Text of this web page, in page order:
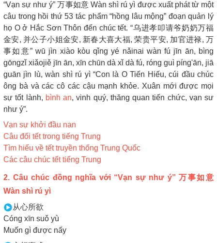
“Vạn sự như ý” 万事如意 Wàn shì rú yì được xuất phát từ một
câu trong hồi thứ 53 tác phẩm “hồng lâu mộng” đoạn quản lý
họ O ở Hắc Sơn Thôn đến chúc tết. “乌进孝叩请爷奶奶万福
金安, 并公子小姐金安, 新春大喜大福, 荣贵平安, 加官进禄, 万
事如意” wū jìn xiào kòu qǐng yé nǎinai wàn fú jīn ān, bìng
gōngzǐ xiǎojiě jīn ān, xīn chūn dà xǐ dà fú, róng guì píng'ān, jiā
guān jìn lù, wàn shì rú yì “Con là O Tiến Hiếu, cúi đầu chúc
ông bà và các cô các cậu mạnh khỏe. Xuân mới được mọi
sự tốt lành, bình an, vinh quý, thăng quan tiến chức, vạn sư
như ý”.
Vạn sự khởi đầu nan
Câu đối tết trong tiếng Trung
Tìm hiểu về tết truyền thống Trung Quốc
Các câu chúc tết tiếng Trung
2. Câu chúc đồng nghĩa với “Vạn sự như ý” 万事如意
Wàn shì rú yì
从心所欲
Cóng xīn suǒ yù
Muốn gì được nấy